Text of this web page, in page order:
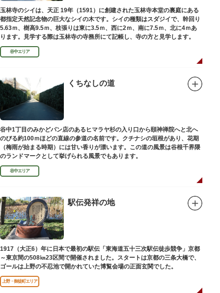
玉林寺のシイは、天正 19年（1591）に創建された玉林寺本堂の裏庭にある
都指定天然記念物の巨大なシイの木です。シイの種類はスダジイで、幹回り
5.63ｍ、樹高9.5ｍ、枝張りは東に3.5ｍ、西に2ｍ、南に7.5ｍ、北に4ｍあ
ります。見学する際は玉林寺の寺務所にて記帳し、寺の方と見学します。
谷中エリア
くちなしの道
谷中1丁目のみかどパン店のあるヒマラヤ杉の入り口から頤神禅院へと北へ
のびる約100ｍほどの直線の参道の名前です。クチナシの垣根があり、花期
（梅雨が始まる時期）には甘い香りが漂います。この道の風景は谷根千界隈
のランドマークとして挙げられる風景でもあります。
谷中エリア
駅伝発祥の地
1917（大正6）年に日本で最初の駅伝「東海道五十三次駅伝徒歩競争」京都
～東京間の508㎞23区間で開催されました。スタートは京都の三条大橋で、
ゴールは上野の不忍池で開かれていた博覧会場の正面玄関でした。
上野・御徒町エリア